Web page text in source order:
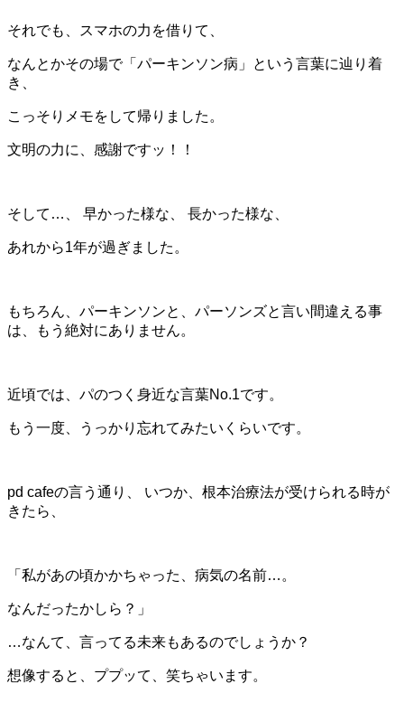
それでも、スマホの力を借りて、
なんとかその場で「パーキンソン病」という言葉に辿り着
き、
こっそりメモをして帰りました。
文明の力に、感謝ですッ！！
そして…、 早かった様な、 長かった様な、
あれから1年が過ぎました。
もちろん、パーキンソンと、パーソンズと言い間違える事
は、もう絶対にありません。
近頃では、パのつく身近な言葉No.1です。
もう一度、うっかり忘れてみたいくらいです。
pd cafeの言う通り、 いつか、根本治療法が受けられる時が
きたら、
「私があの頃かかちゃった、病気の名前…。
なんだったかしら？」
…なんて、言ってる未来もあるのでしょうか？
想像すると、ププッて、笑ちゃいます。